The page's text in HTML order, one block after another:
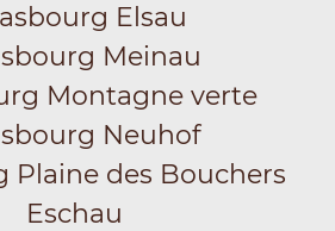
Elsau
Meinau
Montagne verte
Neuhof
Plaine des Bouchers
Eschau